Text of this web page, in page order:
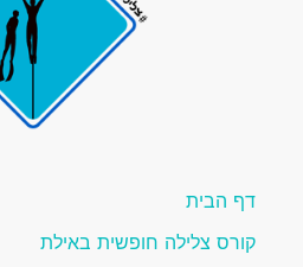
דף הבית
קורס צלילה חופשית באילת